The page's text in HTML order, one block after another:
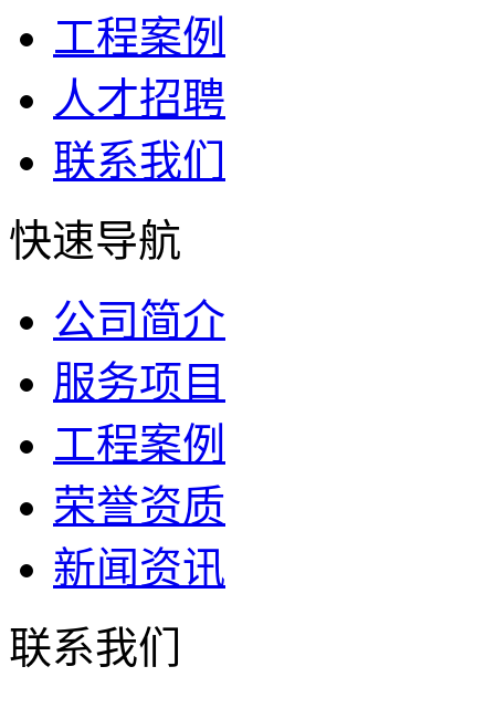
工程案例
人才招聘
联系我们
快速导航
公司简介
服务项目
工程案例
荣誉资质
新闻资讯
联系我们